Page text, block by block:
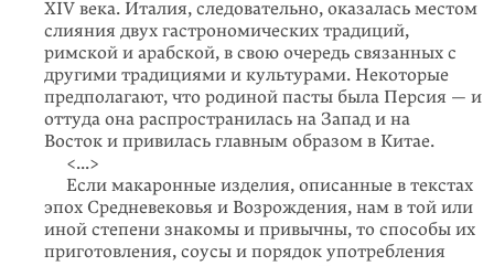
XIV века. Италия, следовательно, оказалась местом
слияния двух гастрономических традиций,
римской и арабской, в свою очередь связанных с
другими традициями и культурами. Некоторые
предполагают, что родиной пасты была Персия — и
оттуда она распространилась на Запад и на
Восток и привилась главным образом в Китае.
<...>
Если макаронные изделия, описанные в текстах
эпох Средневековья и Возрождения, нам в той или
иной степени знакомы и привычны, то способы их
приготовления, соусы и порядок употребления